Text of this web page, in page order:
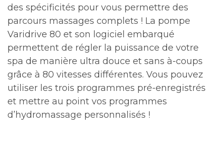
des spécificités pour vous permettre des
parcours massages complets ! La pompe
Varidrive 80 et son logiciel embarqué
permettent de régler la puissance de votre
spa de manière ultra douce et sans à-coups
grâce à 80 vitesses différentes. Vous pouvez
utiliser les trois programmes pré-enregistrés
et mettre au point vos programmes
d’hydromassage personnalisés !